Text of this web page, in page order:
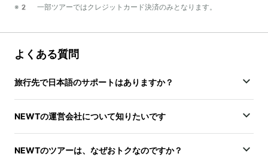
※2 一部ツアーではクレジットカード決済のみとなります。
よくある質問
旅行先で日本語のサポートはありますか？
NEWTの運営会社について知りたいです
NEWTのツアーは、なぜおトクなのですか？